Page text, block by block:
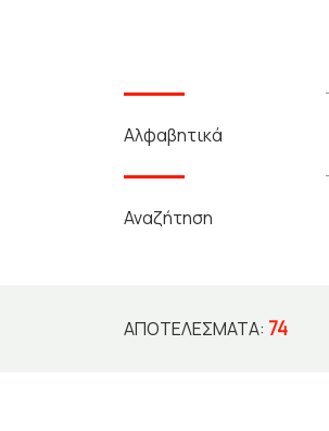
Αλφαβητικά
Αναζήτηση
ΑΠΟΤΕΛΈΣΜΑΤΑ: 74